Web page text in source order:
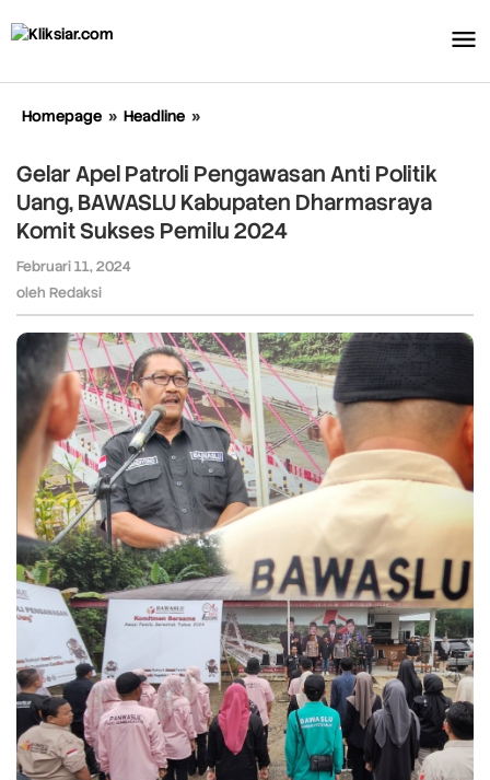
ke
Homepage » Headline »
Patroli
Pengawasan
Anti
Politik
Dharmasraya
Komit
Sukses
Pemilu
2024
Gelar Apel Patroli Pengawasan Anti Politik
Uang, BAWASLU Kabupaten Dharmasraya
Komit Sukses Pemilu 2024
Februari 11, 2024
oleh Redaksi